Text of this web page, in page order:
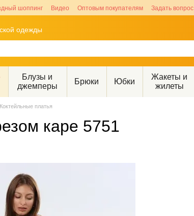
шоппинг Видео Оптовым покупателям Задать вопрос
одежды
Блузы и
джемперы
Брюки Юбки
Жакеты и
жилеты
Коктейльные платья
каре 5751